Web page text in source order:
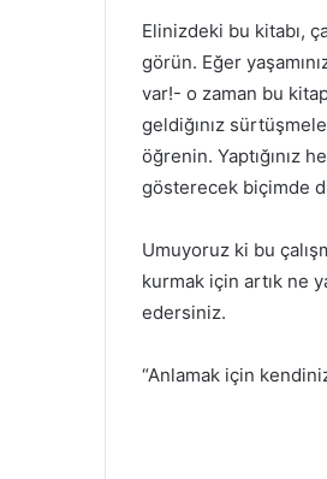
Elinizdeki bu kitabı,
görün. Eğer
var!- o zaman bu
geldiğınız
öğrenin. Yaptığınız
gösterecek biçimde
Umuyoruz ki bu
kurmak için artık ne
edersiniz.
“Anlamak için